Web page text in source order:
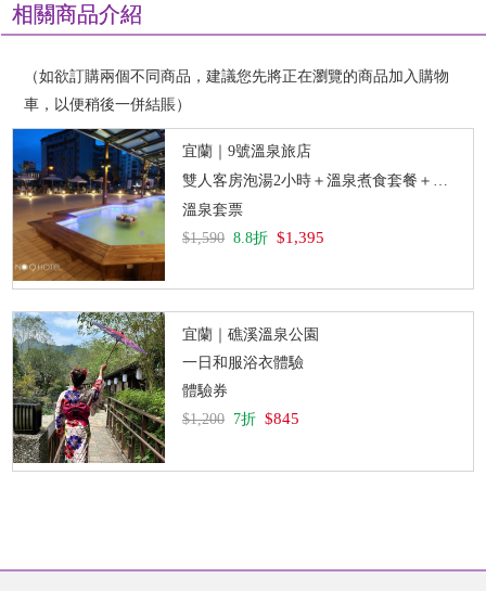
相關商品介紹
（如欲訂購兩個不同商品，建議您先將正在瀏覽的商品加入購物
車，以便稍後一併結賬）
宜蘭｜9號溫泉旅店
溫泉套票
$1,590 8.8折 $1,395
宜蘭｜礁溪溫泉公園
一日和服浴衣體驗
體驗券
$1,200 7折 $845